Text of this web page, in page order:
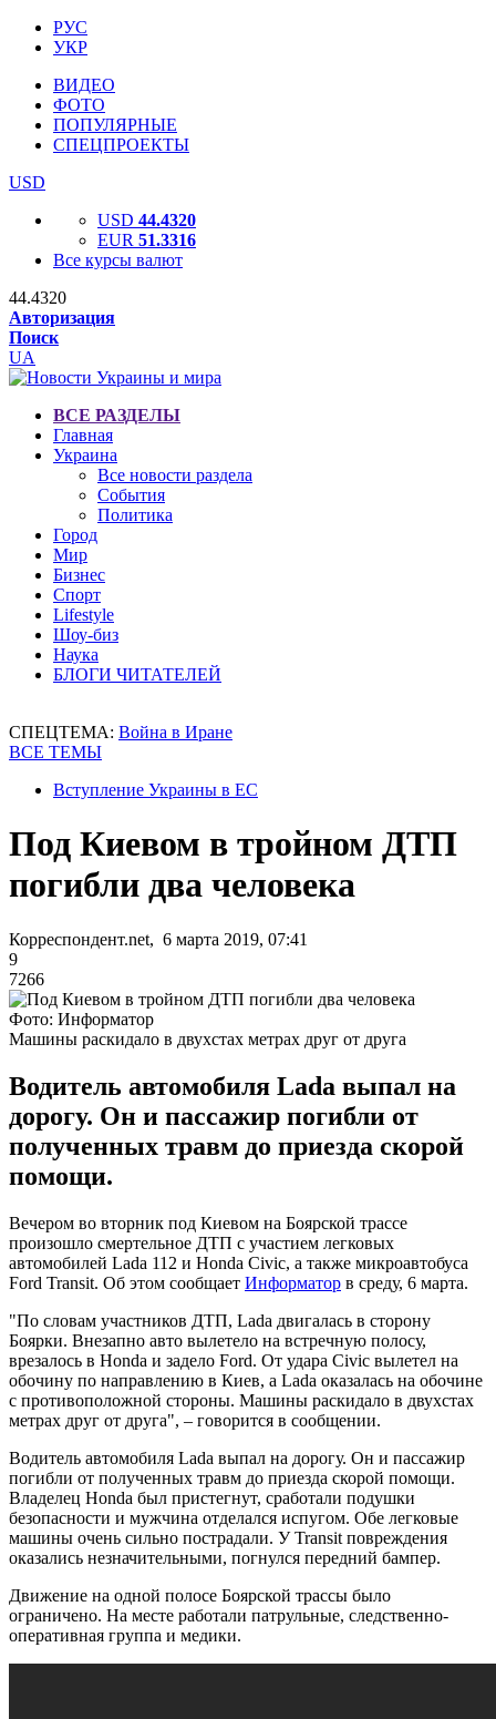
РУС
УКР
ВИДЕО
ФОТО
ПОПУЛЯРНЫЕ
СПЕЦПРОЕКТЫ
USD
USD 44.4320
EUR 51.3316
Все курсы валют
44.4320
Авторизация
Поиск
UA
ВСЕ РАЗДЕЛЫ
Главная
Украина
Все новости раздела
События
Политика
Город
Мир
Бизнес
Спорт
Lifestyle
Шоу-биз
Наука
БЛОГИ ЧИТАТЕЛЕЙ
СПЕЦТЕМА: Война в Иране
ВСЕ ТЕМЫ
Вступление Украины в ЕС
Под Киевом в тройном ДТП
погибли два человека
Корреспондент.net, 6 марта 2019, 07:41
9
7266
Фото: Информатор
Машины раскидало в двухстах метрах друг от друга
Водитель автомобиля Lada выпал на
дорогу. Он и пассажир погибли от
полученных травм до приезда скорой
помощи.
Вечером во вторник под Киевом на Боярской трассе
произошло смертельное ДТП с участием легковых
автомобилей Lada 112 и Honda Civic, а также микроавтобуса
Ford Transit. Об этом сообщает Информатор в среду, 6 марта.
"По словам участников ДТП, Lada двигалась в сторону
Боярки. Внезапно авто вылетело на встречную полосу,
врезалось в Honda и задело Ford. От удара Civic вылетел на
обочину по направлению в Киев, а Lada оказалась на обочине
с противоположной стороны. Машины раскидало в двухстах
метрах друг от друга", – говорится в сообщении.
Водитель автомобиля Lada выпал на дорогу. Он и пассажир
погибли от полученных травм до приезда скорой помощи.
Владелец Honda был пристегнут, сработали подушки
безопасности и мужчина отделался испугом. Обе легковые
машины очень сильно пострадали. У Transit повреждения
оказались незначительными, погнулся передний бампер.
Движение на одной полосе Боярской трассы было
ограничено. На месте работали патрульные, следственно-
оперативная группа и медики.